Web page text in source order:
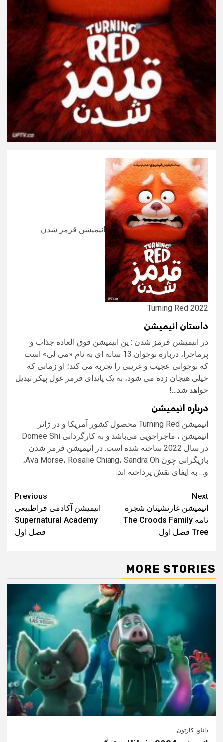
انیمیشن قرمز شدن
Turning Red 2022
داستان انیمیشن
در انیمیشن قرمز شدن : ین انیمیشن فوق العاده جذاب و
پرماجرا، درباره نوجوان 13 ساله ای به نام «می لی» است
که نوجوانی عجیب و غریبی را تجربه می کند؛ او زمانی که
خیلی هیجان زده می شود، به یک پاندای قرمز غول پیکر تبدیل
خواهد شد…!
درباره انیمیشن
انیمیشن Turning Red محصول کشور آمریکا و در ژانر
انیمیشن ، ماجراجویی می‌باشد و به کارگردانی Domee Shi
در سال 2022 ساخته شده است. در انیمیشن قرمز شدن
بازیگرانی چون Ava Morse، Rosalie Chiang، Sandra Oh،
و… به ایفای نقش پرداخته اند.
Post
navigation
Previous
انیمیشن آکادمی فراطبیعی
Supernatural Academy
فصل اول
Next
انیمیشن غارنشینان شجره‌
نامه The Croods Family
Tree فصل اول
MORE STORIES
دانلود کارتون